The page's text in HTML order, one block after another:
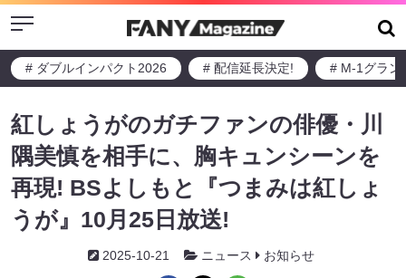
Menu
# ダブルインパクト2026 # 配信延長決定! # M-1グラン
紅しょうがのガチファンの俳優・川
隅美慎を相手に、胸キュンシーンを
再現! BSよしもと『つまみは紅しょ
うが』10月25日放送!
2025-10-21 ニュース お知らせ